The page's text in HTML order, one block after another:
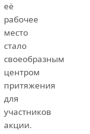
её
рабочее
место
стало
своеобразным
центром
притяжения
для
участников
акции.